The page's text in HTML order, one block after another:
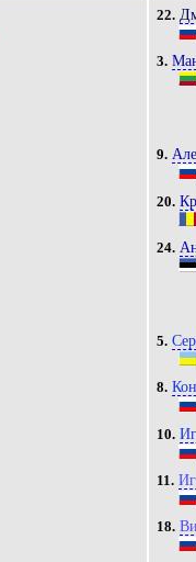
22.
3.
9.
20.
24.
5.
8.
10.
11.
18.